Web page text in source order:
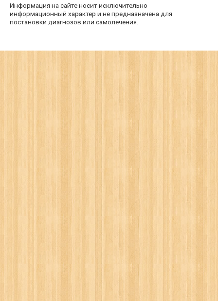
Информация на сайте носит исключительно
информационный характер и не предназначена для
постановки диагнозов или самолечения.